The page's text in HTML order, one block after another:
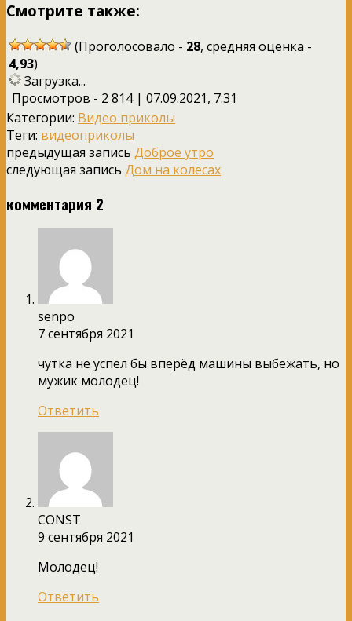
Смотрите также:
(Проголосовало - 28, средняя оценка -
4,93)
Загрузка...
Просмотров - 2 814 | 07.09.2021, 7:31
Категории: Видео приколы
Теги: видеоприколы
предыдущая запись Доброе утро
следующая запись Дом на колесах
комментария 2
senpo
7 сентября 2021
чутка не успел бы вперёд машины выбежать, но
мужик молодец!
Ответить
CONST
9 сентября 2021
Молодец!
Ответить